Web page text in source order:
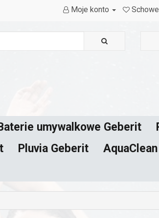
Moje konto
umywalkowe Geberit
Pluvia Geberit